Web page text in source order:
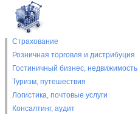
Страхование
Розничная торговля и дистрибуция
Гостиничный бизнес, недвижимость
Туризм, путешествия
Логистика, почтовые услуги
Консалтинг, аудит